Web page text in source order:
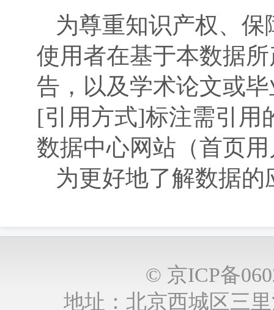
为尊重知识产权、
使用者在基于本数据
告，以及学术论文或
[引用方式]标注需引用
数据中心网站（首页
为更好地了解数据
© 京ICP备
地址：北京西城区三